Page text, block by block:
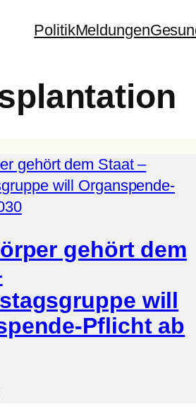
PolitikMeldungen
gehört dem
will
Pflicht ab